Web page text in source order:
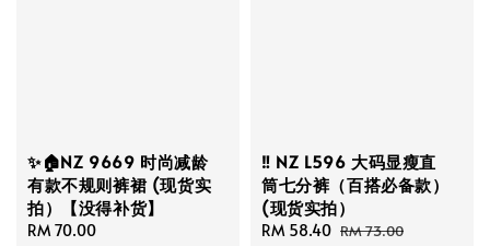
✨🏠NZ 9669 时尚减龄
有款不规则裤裙 (现货实
拍）【没得补货】
Regular
RM 70.00
‼️ NZ L596 大码显瘦直
筒七分裤（百搭必备款）
(现货实拍）
Sale
RM 58.40 Regular
RM 73.00